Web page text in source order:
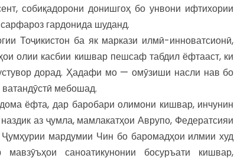
собиқадорони донишгоҳ бо унвони ифтихории
гардонида шуданд.
Тоҷикистон ба як маркази илмӣ-инноватсионӣ,
олии касбии кишвар пешсаф табдил ёфтааст, ки
дорад. Ҳадафи мо — омӯзиши насли нав бо
мебошад.
ёфта, дар баробари олимони кишвар, инчунин
аз ҷумла, мамлакатҳои Аврупо, Федератсияи
мардумии Чин бо баромадҳои илмии худ
саноатикунонии босуръати кишвар,